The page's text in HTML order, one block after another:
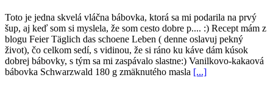
Toto je jedna skvelá vláčna bábovka, ktorá sa mi podarila na prvý
šup, aj keď som si myslela, že som cesto dobre p.... :) Recept mám z
blogu Feier Täglich das schoene Leben ( denne oslavuj pekný
život), čo celkom sedí, s vidinou, že si ráno ku káve dám kúsok
dobrej bábovky, s tým sa mi zaspávalo slastne:) Vanilkovo-kakaová
bábovka Schwarzwald 180 g zmäknutého masla [...]